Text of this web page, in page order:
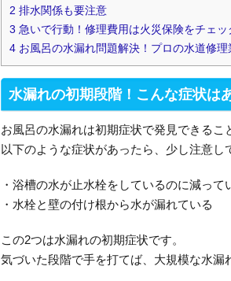
2 排水関係も要注意
3 急いで行動！修理費用は火災保険をチェッ
4 お風呂の水漏れ問題解決！プロの水道修
水漏れの初期段階！こんな症状は
お風呂の水漏れは初期症状で発見できるこ
以下のような症状があったら、少し注意し
・浴槽の水が止水栓をしているのに減って
・水栓と壁の付け根から水が漏れている
この2つは水漏れの初期症状です。
気づいた段階で手を打てば、大規模な水漏